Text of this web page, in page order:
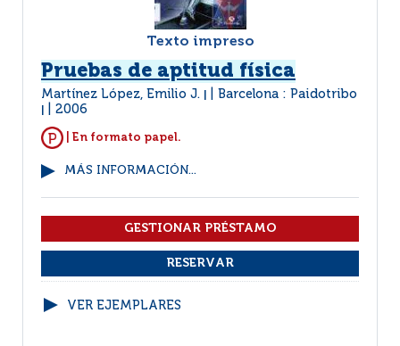
Texto impreso
Pruebas de aptitud física
Martínez López, Emilio J. Barcelona : Paidotribo
2006
| En formato papel.
MÁS INFORMACIÓN...
VER EJEMPLARES